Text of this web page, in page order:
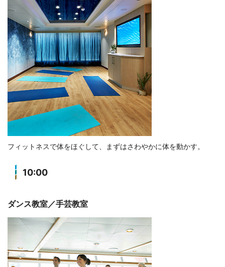
フィットネスで体をほぐして、まずはさわやかに体を動かす。
10:00
ダンス教室／手芸教室